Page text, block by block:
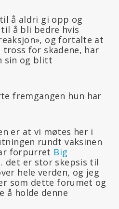
å aldri gi opp og
å bli bedre hvis
og fortalte at
for skadene, har
sin og blitt
fremgangen hun har
er at vi møtes her i
rundt vaksinen
forpurret Big
det er stor skepsis til
hele verden, og jeg
som dette forumet og
å holde denne